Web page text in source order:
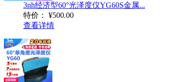
3nh经济型60°光泽度仪YG60S金属...
特价：
¥500.00
查看详情